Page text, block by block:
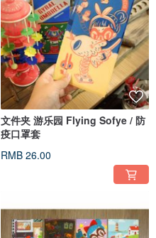
文件夹 游乐园 Flying Sofye / 防
疫口罩套
RMB 26.00